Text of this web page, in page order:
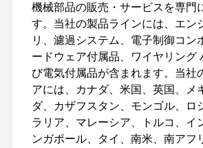
工場 ツアー 品質管理
連絡 くだ
い
機械部品の販売・サービスを専門
す。当社の製品ラインには、エン
リ、濾過システム、電子制御コン
ードウェア付属品、ワイヤリング
び電気付属品が含まれます。当社
アには、カナダ、米国、英国、メ
ダ、カザフスタン、モンゴル、ロ
ラリア、マレーシア、トルコ、イ
ンガポール、タイ、南米、南アフ